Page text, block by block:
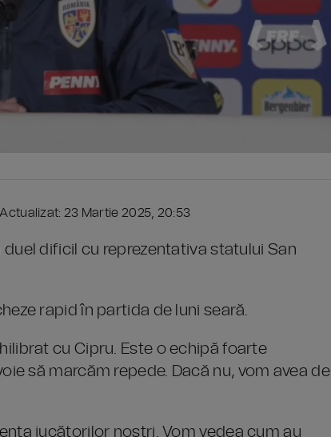
23 Martie 2025, 20:53
dificil cu reprezentativa statului San
rapid în partida de luni seară.
cu Cipru. Este o echipă foarte
să marcăm repede. Dacă nu, vom avea de
jucătorilor noştri. Vom vedea cum au